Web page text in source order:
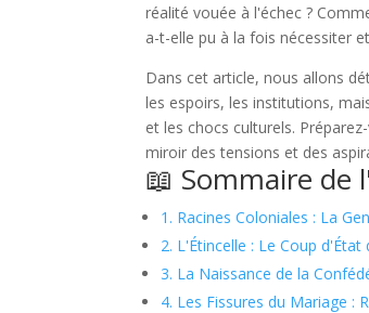
réalité vouée à l'échec ?
a-t-elle pu à la fois nécessiter
Dans cet article, nous allons
les espoirs, les institutions,
et les chocs culturels.
miroir des tensions et des
📖 Sommaire de
1. Racines Coloniales : La
2. L'Étincelle : Le Coup d'État
3. La Naissance de la
4. Les Fissures du Mariage :